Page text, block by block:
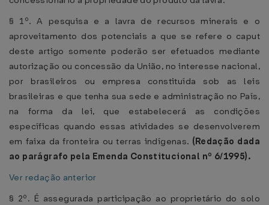
§ 1º. A pesquisa e a lavra de recursos minerais e o
aproveitamento dos potenciais a que se refere o caput
deste artigo somente poderão ser efetuados mediante
autorização ou concessão da União, no interesse nacional,
por brasileiros ou empresa constituída sob as leis
brasileiras e que tenha sua sede e administração no País,
na forma da lei, que estabelecerá as condições
específicas quando essas atividades se desenvolverem
em faixa da fronteira ou terras indígenas. (Redação dada
ao parágrafo pela Emenda Constitucional nº 6/1995).
Ver redação anterior
§ 2º. É assegurada participação ao proprietário do solo